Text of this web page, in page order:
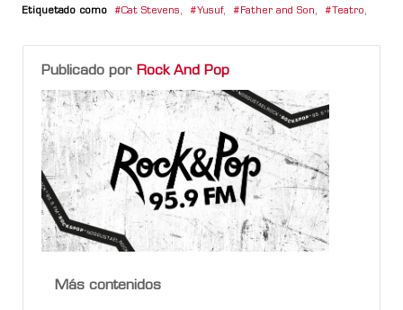
Etiquetado como Cat Stevens, Yusuf, Father and Son, Teatro,
Publicado por Rock And Pop
Más contenidos